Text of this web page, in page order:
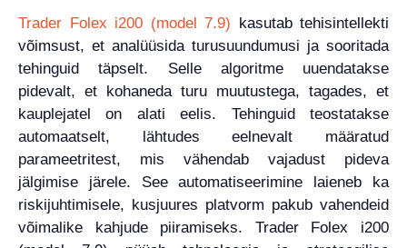
Trader Folex i200 (model 7.9) kasutab tehisintellekti
võimsust, et analüüsida turusuundumusi ja sooritada
tehinguid täpselt. Selle algoritme uuendatakse
pidevalt, et kohaneda turu muutustega, tagades, et
kauplejatel on alati eelis. Tehinguid teostatakse
automaatselt, lähtudes eelnevalt määratud
parameetritest, mis vähendab vajadust pideva
jälgimise järele. See automatiseerimine laieneb ka
riskijuhtimisele, kusjuures platvorm pakub vahendeid
võimalike kahjude piiramiseks. Trader Folex i200